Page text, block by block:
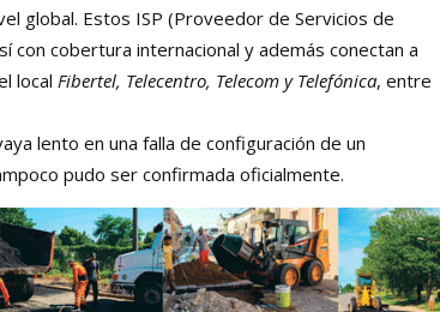
global. Estos ISP (Proveedor de Servicios de
cobertura internacional y además conectan a
local Fibertel, Telecentro, Telecom y Telefónica, entre
lento en una falla de configuración de un
pudo ser confirmada oficialmente.